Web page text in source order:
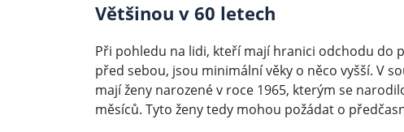
Většinou v 60 letech
Při pohledu na lidi, kteří mají hranici odchodu do
před sebou, jsou minimální věky o něco vyšší. V
mají ženy narozené v roce 1965, kterým se
měsíců. Tyto ženy tedy mohou požádat o